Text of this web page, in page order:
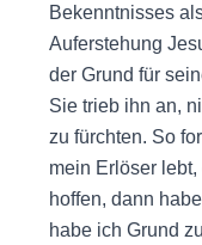
Bekenntnisses
Auferstehung
der Grund für
Sie trieb ihn an,
zu fürchten. So
mein Erlöser
hoffen, dann
habe ich Grund